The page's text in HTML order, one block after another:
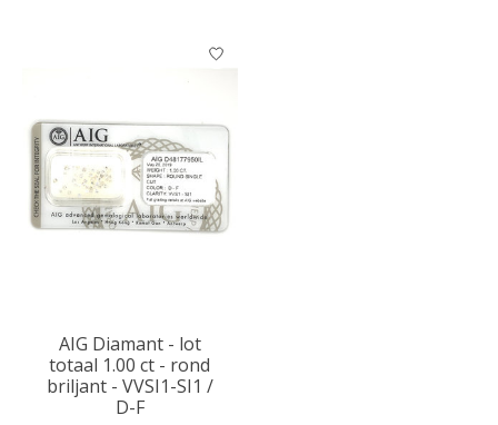
AIG Diamant - lot
totaal 1.00 ct - rond
briljant - VVSI1-SI1 /
D-F